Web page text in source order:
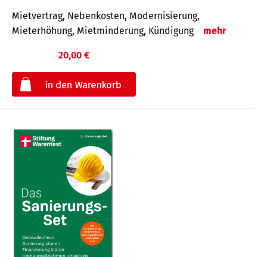
Mietvertrag, Nebenkosten, Modernisierung,
Mieterhöhung, Mietminderung, Kündigung
mehr
20,00 €